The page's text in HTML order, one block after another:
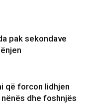
pak sekondave
që forcon lidhjen
dhe foshnjës